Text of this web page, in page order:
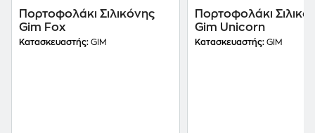
Πορτοφολάκι Σιλικόνης
Gim Fox
Κατασκευαστής: GIM
Πορτοφολάκι
Gim Unicorn
Κατασκευαστής: GIM